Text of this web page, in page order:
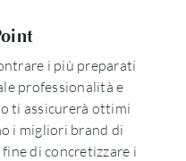
i più preparati
professionalità e
ti assicurerà ottimi
i migliori brand di
di concretizzare i